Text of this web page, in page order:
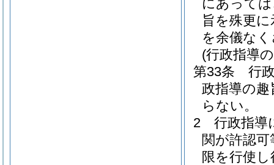
にあって
旨を殊更
を余儀な
(行政指導
第33条
行
政指導の
らない。
2
行政指導
関が許認
限を行使